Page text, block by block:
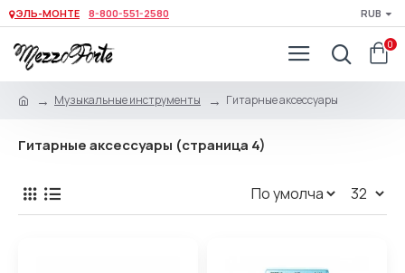
ЭЛЬ-МОНТЕ 8-800-551-2580 RUB
0
Музыкальные инструменты Гитарные аксессуары
Гитарные аксессуары (страница 4)